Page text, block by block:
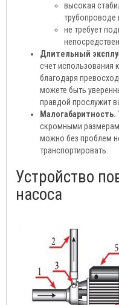
высокая
трубопроводе
не требует
Длительный
счет использования
благодаря
можете быть
правдой прослужит
Малогабаритность.
скромными
можно без проблем
транспортировать.
Устройство
насоса